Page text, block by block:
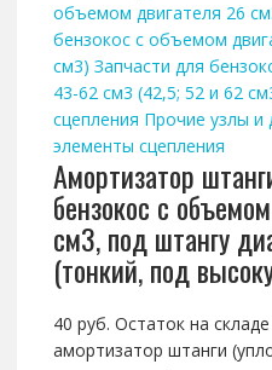
объемом двигателя 26
бензокос с объемом
см3) Запчасти для
43-62 см3 (42,5; 52 и 62
сцепления Прочие узлы и
элементы сцепления
Амортизатор
бензокос с
см3, под штангу
(тонкий, под
40 руб. Остаток на
амортизатор штанги